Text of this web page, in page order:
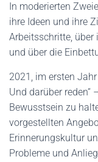
In moderierten
ihre Ideen und ihre
Arbeitsschritte, über
und über die
2021, im ersten
Und darüber
Bewusstsein zu
vorgestellten
Erinnerungskultur
Probleme und